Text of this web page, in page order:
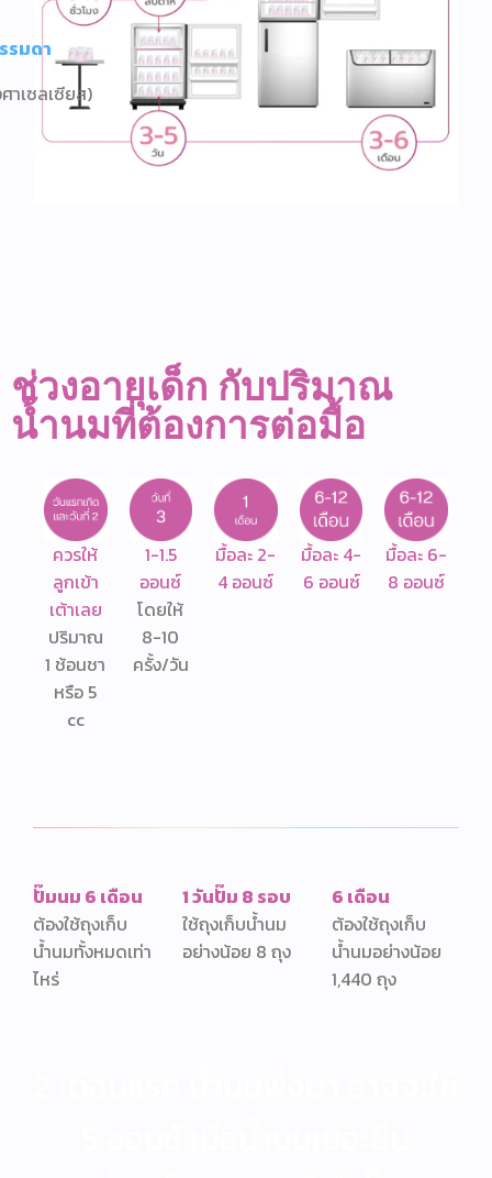
รมดา
าเซลเซียส)
ช่วงอายุเด็ก กับปริมาณ
น้ำนมที่ต้องการต่อมื้อ
ควรให้
ลูกเข้า
เต้าเลย
ปริมาณ
1 ช้อนชา
หรือ 5
cc
1-1.5
ออนซ์
โดยให้
8-10
ครั้ง/วัน
มื้อละ 2-
4 ออนซ์
มื้อละ 4-
6 ออนซ์
มื้อละ 6-
8 ออนซ์
ปั๊มนม 6 เดือน
ต้องใช้ถุงเก็บ
น้ำนมทั้งหมดเท่า
ไหร่
1 วันปั๊ม 8 รอบ
ใช้ถุงเก็บน้ำนม
อย่างน้อย 8 ถุง
6 เดือน
ต้องใช้ถุงเก็บ
น้ำนมอย่างน้อย
1,440 ถุง